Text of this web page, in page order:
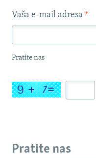
Vaša e-mail adresa *
Pratite nas
Pratite nas